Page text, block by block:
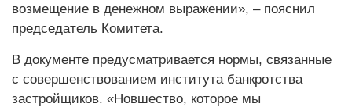
возмещение в денежном выражении», – пояснил
председатель Комитета.
В документе предусматривается нормы, связанные
с совершенствованием института банкротства
застройщиков. «Новшество, которое мы